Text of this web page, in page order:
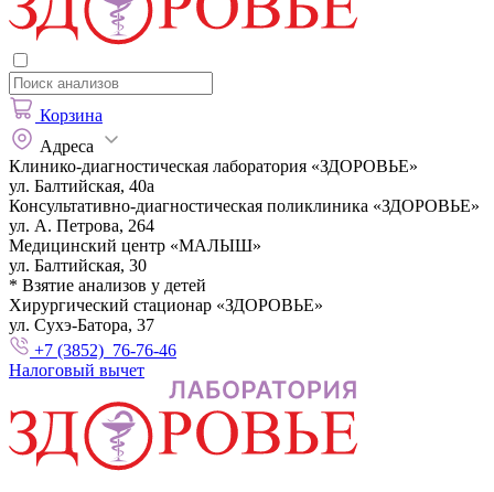
Корзина
Адреса
Клинико-диагностическая лаборатория «ЗДОРОВЬЕ»
ул. Балтийская, 40а
Консультативно-диагностическая поликлиника «ЗДОРОВЬЕ»
ул. А. Петрова, 264
Медицинский центр «МАЛЫШ»
ул. Балтийская, 30
* Взятие анализов у детей
Хирургический стационар «ЗДОРОВЬЕ»
ул. Сухэ-Батора, 37
+7 (3852) 76-76-46
Налоговый вычет